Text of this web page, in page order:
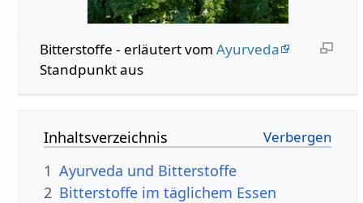
Bitterstoffe - erläutert vom Ayurveda
Standpunkt aus
Inhaltsverzeichnis
1 Ayurveda und Bitterstoffe
2 Bitterstoffe im täglichem Essen